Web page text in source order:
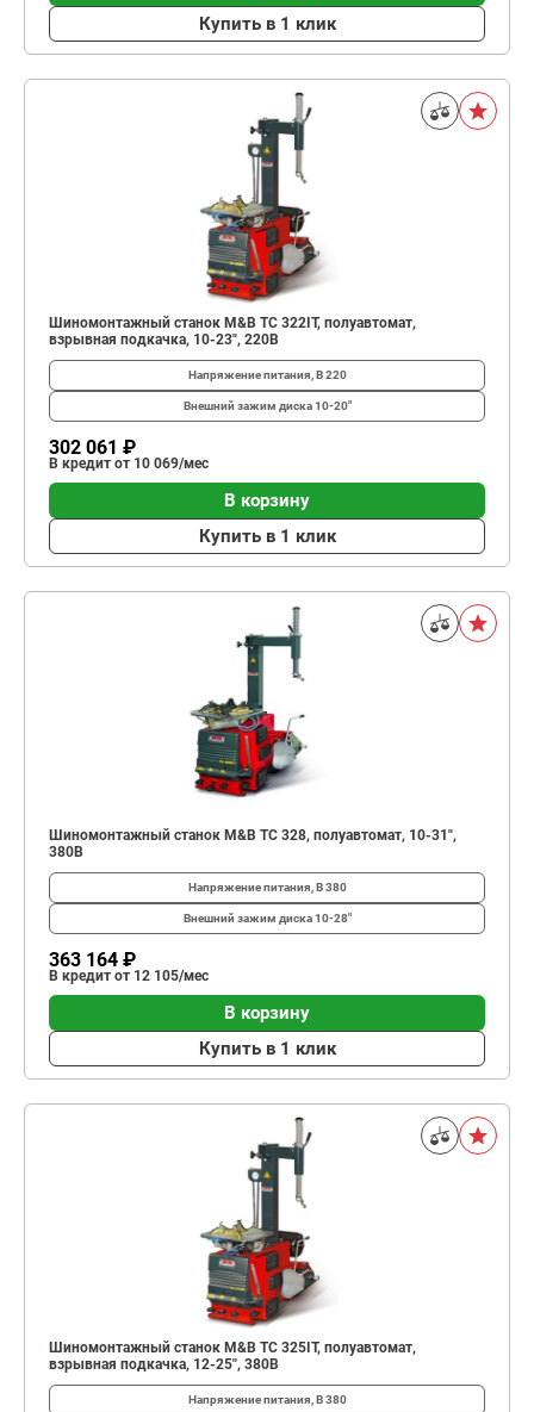
Купить в 1 клик
Шиномонтажный станок M&B TC 322IT, полуавтомат,
взрывная подкачка, 10-23", 220В
Напряжение питания, В220
Внешний зажим диска10-20"
302 061 ₽
В кредит от 10 069/мес
В корзину
Купить в 1 клик
Шиномонтажный станок M&B TC 328, полуавтомат, 10-31",
380В
Напряжение питания, В380
Внешний зажим диска10-28"
363 164 ₽
В кредит от 12 105/мес
В корзину
Купить в 1 клик
Шиномонтажный станок M&B TC 325IT, полуавтомат,
взрывная подкачка, 12-25", 380В
Напряжение питания, В380